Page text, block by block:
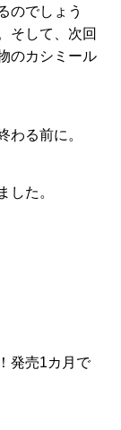
のでしょう
そして、次回
のカシミール
わる前に。
した。
発売1カ月で